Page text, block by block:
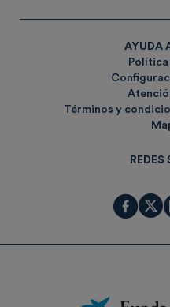
AYUDA
Términos y
REDES
Fundación